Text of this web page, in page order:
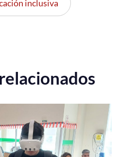
inclusiva